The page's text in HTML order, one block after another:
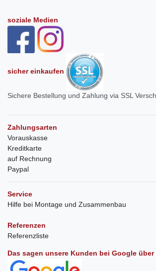
soziale Medien
sicher einkaufen
Sichere Bestellung und Zahlung via SSL
Zahlungsarten
Vorauskasse
Kreditkarte
auf Rechnung
Paypal
Service
Hilfe bei Montage und Zusammenbau
Referenzen
Referenzliste
Das sagen unsere Kunden bei Google über